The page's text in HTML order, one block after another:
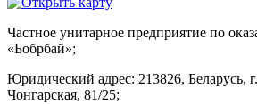
Частное унитарное предприятие по
«Бобрбай»;
Юридический адрес: 213826, Беларусь,
Чонгарская, 81/25;